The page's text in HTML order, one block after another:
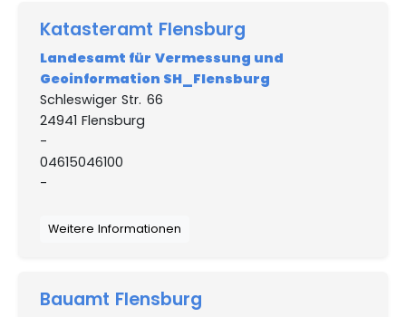
Katasteramt Flensburg
Landesamt für Vermessung und
Geoinformation SH_Flensburg
Schleswiger Str. 66
24941 Flensburg
-
04615046100
-
Weitere Informationen
Bauamt Flensburg